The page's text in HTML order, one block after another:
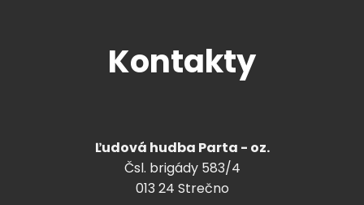
Kontakty
Ľudová hudba Parta - oz.
Čsl. brigády 583/4
013 24 Strečno